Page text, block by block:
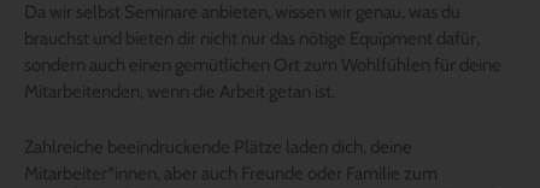
Da wir selbst Seminare anbieten, wissen wir genau, was du
brauchst und bieten dir nicht nur das nötige Equipment dafür,
sondern auch einen gemütlichen Ort zum Wohlfühlen für deine
Mitarbeitenden, wenn die Arbeit getan ist.
Zahlreiche beeindruckende Plätze laden dich, deine
Mitarbeiter*innen, aber auch Freunde oder Familie zum